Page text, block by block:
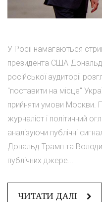
У Росії намагаються
президента США
російської аудиторії
"поставити на місце"
прийняти умови Москви.
журналіст і політичний
аналізуючи публічні
Дональд Трамп та
публічних джере...
ЧИТАТИ ДАЛІ